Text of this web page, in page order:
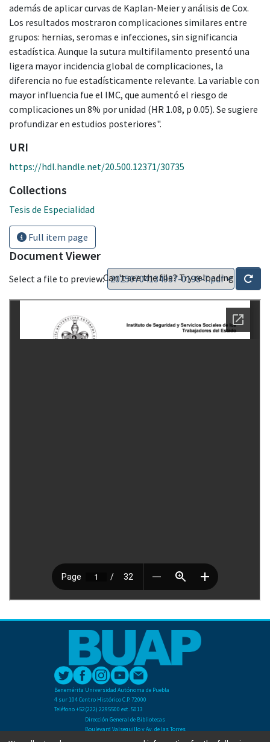
además de aplicar curvas de Kaplan-Meier y análisis de Cox.
Los resultados mostraron complicaciones similares entre
grupos: hernias, seromas e infecciones, sin significancia
estadística. Aunque la sutura multifilamento presentó una
ligera mayor incidencia global de complicaciones, la
diferencia no fue estadísticamente relevante. La variable con
mayor influencia fue el IMC, que aumentó el riesgo de
complicaciones un 8% por unidad (HR 1.08, p 0.05). Se sugiere
profundizar en estudios posteriores".
URI
https://hdl.handle.net/20.500.12371/30735
Collections
Tesis de Especialidad
Full item page
Document Viewer
Select a file to preview:Can't see the file? Try reloading
Benemérita Universidad Autónoma de Puebla
4 sur 104 Centro Histórico C.P. 72000
Teléfono +52(222) 2295500 ext. 5013
Dirección General de Bibliotecas
Boulevard Valsequillo y Av. de las Torres
Ciudad Universitaria. Col. San Manuel